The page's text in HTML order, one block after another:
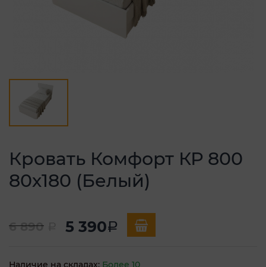
Кровать Комфорт КР 800
80х180 (Белый)
6 890 5 390a
Наличие на складах: Более 10